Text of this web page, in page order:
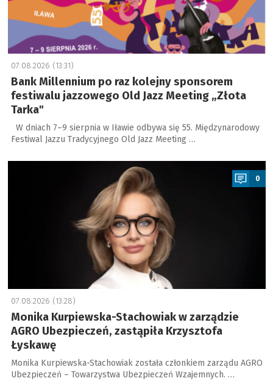
07.08.2026 (13:31)
Bank Millennium po raz kolejny sponsorem
festiwalu jazzowego Old Jazz Meeting „Złota
Tarka"
W dniach 7–9 sierpnia w Iławie odbywa się 55. Międzynarodowy
Festiwal Jazzu Tradycyjnego Old Jazz Meeting …
a
0
07.08.2026 (13:28)
Monika Kurpiewska-Stachowiak w zarządzie
AGRO Ubezpieczeń, zastąpiła Krzysztofa
Łyskawę
Monika Kurpiewska-Stachowiak została członkiem zarządu AGRO
Ubezpieczeń – Towarzystwa Ubezpieczeń Wzajemnych. …